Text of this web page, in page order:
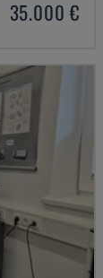
35.000 €